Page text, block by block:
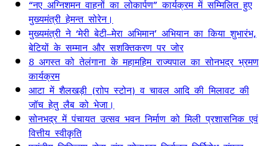
“नए अग्निशमन वाहनों का लोकार्पण” कार्यक्रम में सम्मिलित हुए
मुख्यमंत्री हेमन्त सोरेन।
मुख्यमंत्री ने ‘मेरी बेटी–मेरा अभिमान’ अभियान का किया शुभारंभ,
बेटियों के सम्मान और सशक्तिकरण पर जोर
8 अगस्त को तेलंगाना के महामहिम राज्यपाल का सोनभद्र भ्रमण
कार्यक्रम
आटा में शैलखड़ी (राोप स्टोन) व चावल आदि की मिलावट की
जॉच हेतु लैब को भेजा।
सोनभद्र में पंचायत उत्सव भवन निर्माण को मिली प्रशासनिक एवं
वित्तीय स्वीकृति